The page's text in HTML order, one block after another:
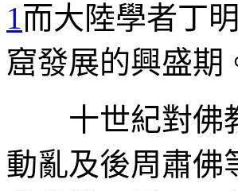
1而大陸學者丁
窟發展的興盛期
十世紀對佛教
動亂及後周肅佛